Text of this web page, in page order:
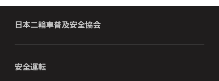
日本二輪車普及安全協会
安全運転